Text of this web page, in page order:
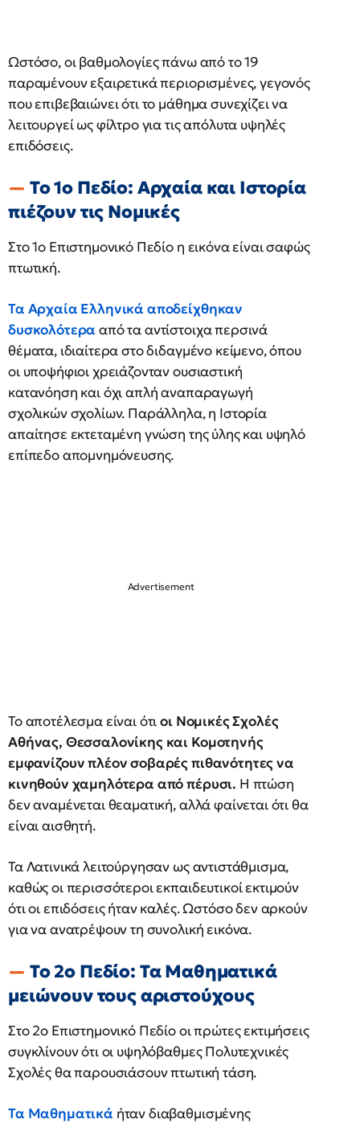
Ωστόσο, οι βαθμολογίες πάνω από το 19
παραμένουν εξαιρετικά περιορισμένες, γεγονός
που επιβεβαιώνει ότι το μάθημα συνεχίζει να
λειτουργεί ως φίλτρο για τις απόλυτα υψηλές
επιδόσεις.
Το 1ο Πεδίο: Αρχαία και Ιστορία
πιέζουν τις Νομικές
Στο 1ο Επιστημονικό Πεδίο η εικόνα είναι σαφώς
πτωτική.
Τα Αρχαία Ελληνικά αποδείχθηκαν
δυσκολότερα από τα αντίστοιχα περσινά
θέματα, ιδιαίτερα στο διδαγμένο κείμενο, όπου
οι υποψήφιοι χρειάζονταν ουσιαστική
κατανόηση και όχι απλή αναπαραγωγή
σχολικών σχολίων. Παράλληλα, η Ιστορία
απαίτησε εκτεταμένη γνώση της ύλης και υψηλό
επίπεδο απομνημόνευσης.
Το αποτέλεσμα είναι ότιοι Νομικές Σχολές
Αθήνας, Θεσσαλονίκης και Κομοτηνής
εμφανίζουν πλέον σοβαρές πιθανότητες να
κινηθούν χαμηλότερα από πέρυσι. Η πτώση
δεν αναμένεται θεαματική, αλλά φαίνεται ότι θα
είναι αισθητή.
Τα Λατινικά λειτούργησαν ως αντιστάθμισμα,
καθώς οι περισσότεροι εκπαιδευτικοί εκτιμούν
ότι οι επιδόσεις ήταν καλές. Ωστόσο δεν αρκούν
για να ανατρέψουν τη συνολική εικόνα.
Το 2ο Πεδίο: Τα Μαθηματικά
μειώνουν τους αριστούχους
Στο 2ο Επιστημονικό Πεδίο οι πρώτες εκτιμήσεις
συγκλίνουν ότι οι υψηλόβαθμες Πολυτεχνικές
Σχολές θα παρουσιάσουν πτωτική τάση.
Τα Μαθηματικά ήταν διαβαθμισμένης